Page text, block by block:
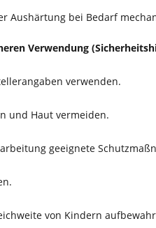
Aushärtung bei Bedarf
Verwendung
verwenden.
und Haut vermeiden.
geeignete
von Kindern